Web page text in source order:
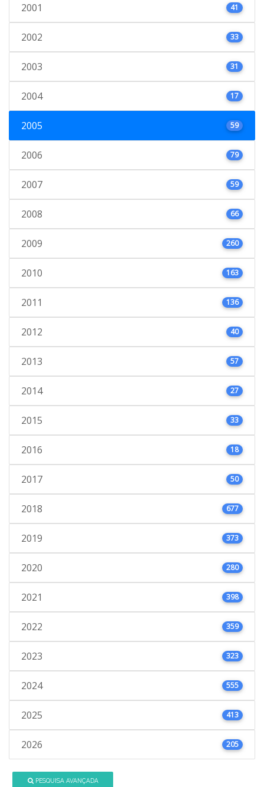
2001 41
2002 33
2003 31
2004 17
2005 59
2006 79
2007 59
2008 66
2009 260
2010 163
2011 136
2012 40
2013 57
2014 27
2015 33
2016 18
2017 50
2018 677
2019 373
2020 280
2021 398
2022 359
2023 323
2024 555
2025 413
2026 205
PESQUISA AVANÇADA